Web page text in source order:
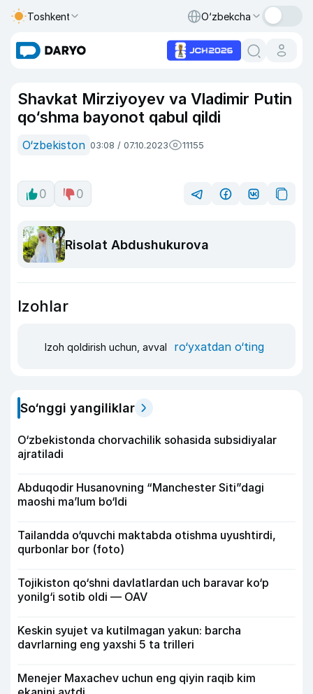
Toshkent O‘zbekcha
Shavkat Mirziyoyev va Vladimir Putin
qo‘shma bayonot qabul qildi
O‘zbekiston 03:08 / 07.10.2023 11155
0 0
Risolat Abdushukurova
Izohlar
Izoh qoldirish uchun, avval ro‘yxatdan o‘ting
So‘nggi yangiliklar
O‘zbekistonda chorvachilik sohasida subsidiyalar
ajratiladi
Abduqodir Husanovning “Manchester Siti”dagi
maoshi ma’lum bo‘ldi
Tailandda o‘quvchi maktabda otishma uyushtirdi,
qurbonlar bor (foto)
Tojikiston qo‘shni davlatlardan uch baravar ko‘p
yonilg‘i sotib oldi — OAV
Keskin syujet va kutilmagan yakun: barcha
davrlarning eng yaxshi 5 ta trilleri
Menejer Maxachev uchun eng qiyin raqib kim